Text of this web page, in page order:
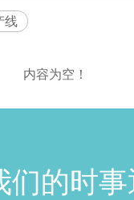
线
内容为空！
们的时